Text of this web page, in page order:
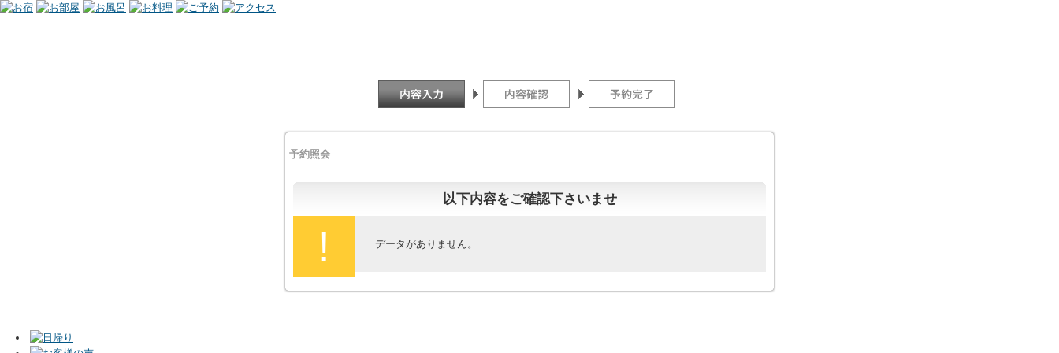
予約照会
以下内容をご確認下さいませ
! データがありません。